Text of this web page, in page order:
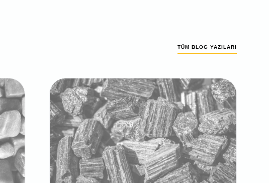
TÜM BLOG YAZILARI